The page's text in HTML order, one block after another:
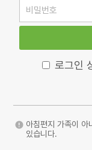
로그인
아침편지 가족이 아
있습니다.